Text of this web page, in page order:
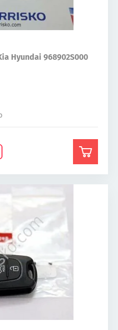
Hyundai 968902S000